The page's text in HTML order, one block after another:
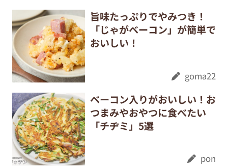
旨味たっぷりでやみつき！
「じゃがベーコン」が簡単で
おいしい！
goma22
ベーコン入りがおいしい！お
つまみやおやつに食べたい
「チヂミ」5選
pon